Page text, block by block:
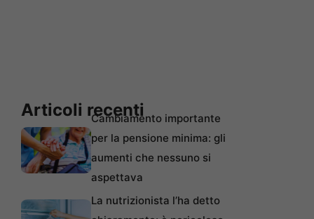
Articoli recentiCambiamento importante
per la pensione minima: gli
aumenti che nessuno si
aspettava
La nutrizionista l’ha detto